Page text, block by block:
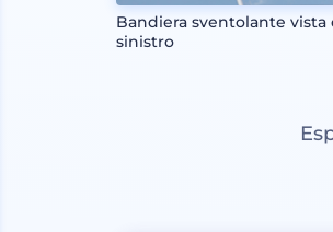
Bandiera sventolante vista
sinistro